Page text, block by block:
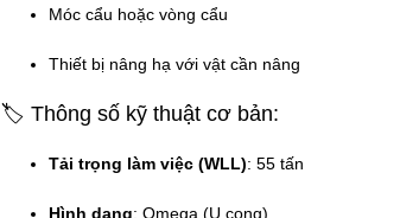
Móc cẩu hoặc vòng cẩu
Thiết bị nâng hạ với vật cần nâng
🏷 Thông số kỹ thuật cơ bản:
Tải trọng làm việc (WLL): 55 tấn
Hình dạng: Omega (U cong)